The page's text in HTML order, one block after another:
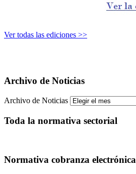
Ver todas las ediciones >>
Archivo de Noticias
Archivo de Noticias
Toda la normativa sectorial
Normativa cobranza electrónica